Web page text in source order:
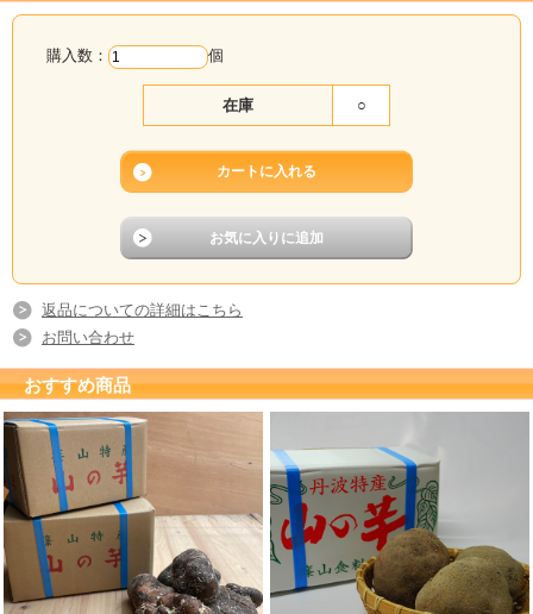
購入数： 個
在庫 ○
返品についての詳細はこちら
お問い合わせ
おすすめ商品